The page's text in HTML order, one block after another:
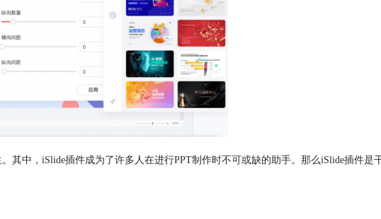
其中，iSlide插件成为了许多人在进行PPT制作时不可或缺的助手。那么iSlide插件是